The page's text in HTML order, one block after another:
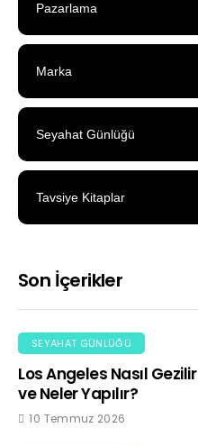
Pazarlama
Marka
Seyahat Günlüğü
Tavsiye Kitaplar
Son İçerikler
SEYAHAT GÜNLÜĞÜ
Los Angeles Nasıl Gezilir
ve Neler Yapılır?
10 Temmuz 2026